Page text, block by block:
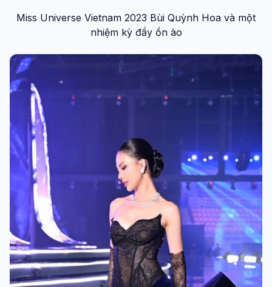
Miss Universe Vietnam 2023 Bùi Quỳnh Hoa và một
nhiệm kỳ đầy ồn ào